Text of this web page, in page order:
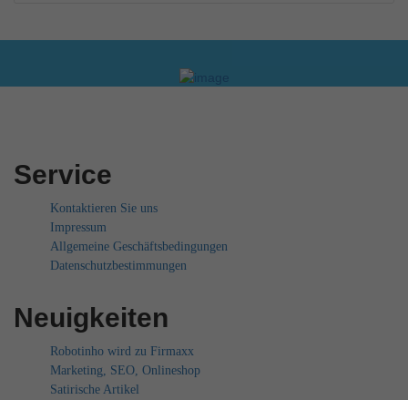
Service
Kontaktieren Sie uns
Impressum
Allgemeine Geschäftsbedingungen
Datenschutzbestimmungen
Neuigkeiten
Robotinho wird zu Firmaxx
Marketing, SEO, Onlineshop
Satirische Artikel